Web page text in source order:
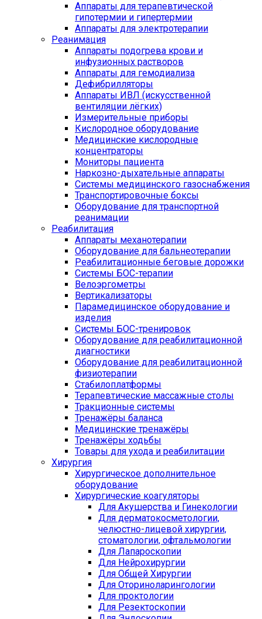
Аппараты для терапевтической
гипотермии и гипертермии
Аппараты для электротерапии
Реанимация
Аппараты подогрева крови и
инфузионных растворов
Аппараты для гемодиализа
Дефибрилляторы
Аппараты ИВЛ (искусственной
вентиляции лёгких)
Измерительные приборы
Кислородное оборудование
Медицинские кислородные
концентраторы
Мониторы пациента
Наркозно-дыхательные аппараты
Системы медицинского газоснабжения
Транспортировочные боксы
Оборудование для транспортной
реанимации
Реабилитация
Аппараты механотерапии
Оборудование для бальнеотерапии
Реабилитационные беговые дорожки
Системы БОС-терапии
Велоэргометры
Вертикализаторы
Парамедицинское оборудование и
изделия
Системы БОС-тренировок
Оборудование для реабилитационной
диагностики
Оборудование для реабилитационной
физиотерапии
Стабилоплатформы
Терапевтические массажные столы
Тракционные системы
Тренажёры баланса
Медицинские тренажёры
Тренажёры ходьбы
Товары для ухода и реабилитации
Хирургия
Хирургическое дополнительное
оборудование
Хирургические коагуляторы
Для Акушерства и Гинекологии
Для дерматокосметологии,
челюстно-лицевой хирургии,
стоматологии, офтальмологии
Для Лапароскопии
Для Нейрохирургии
Для Общей Хирургии
Для Оториноларингологии
Для проктологии
Для Резектоскопии